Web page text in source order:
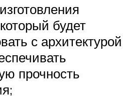
будет
с архитектурой
прочность